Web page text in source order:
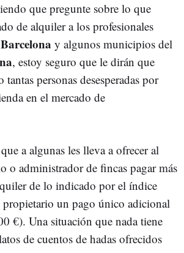
que pregunte sobre lo que
de alquiler a los profesionales
Barcelona y algunos municipios del
, estoy seguro que le dirán que
personas desesperadas por
en el mercado de
a algunas les lleva a ofrecer al
o administrador de fincas pagar más
de lo indicado por el índice
un pago único adicional
€). Una situación que nada tiene
de cuentos de hadas ofrecidos